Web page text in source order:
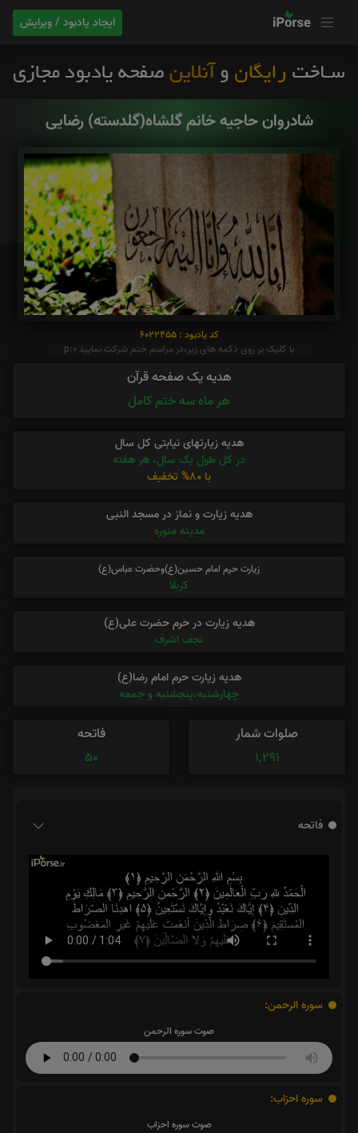
ایجاد یادبود / ویرایش
شادروان حاجیه خانم گلشاه(گلدسته) رضایی
کد یادبود : 6022455
با کلیک بر روی دکمه های زیر،در مراسم ختم شرکت نمایید p:0
هدیه یک صفحه قرآن
هر ماه سه ختم کامل
هدیه زیارتهای نیابتی کل سال
در کل طول یک سال، هر هفته
با 80% تخفیف
هدیه زیارت و نماز در مسجد النبی
مدینه منوره
زیارت حرم امام حسین(ع)وحضرت عباس(ع)
کربلا
هدیه زیارت در حرم حضرت علی(ع)
نجف اشرف
هدیه زیارت حرم امام رضا(ع)
چهارشنبه،پنجشنبه و جمعه
صلوات شمار
1,291
فاتحه
50
فاتحه
سوره الرحمن:
صوت سوره الرحمن
سوره احزاب:
صوت سوره احزاب